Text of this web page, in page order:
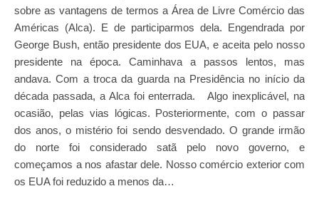
sobre as vantagens de termos a Área de Livre Comércio das
Américas (Alca). E de participarmos dela. Engendrada por
George Bush, então presidente dos EUA, e aceita pelo nosso
presidente na época. Caminhava a passos lentos, mas
andava. Com a troca da guarda na Presidência no início da
década passada, a Alca foi enterrada. Algo inexplicável, na
ocasião, pelas vias lógicas. Posteriormente, com o passar
dos anos, o mistério foi sendo desvendado. O grande irmão
do norte foi considerado satã pelo novo governo, e
começamos a nos afastar dele. Nosso comércio exterior com
os EUA foi reduzido a menos da…